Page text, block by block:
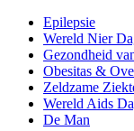
Epilepsie
Wereld Nier
Gezondheid
Obesitas &
Zeldzame
Wereld Aids
De Man